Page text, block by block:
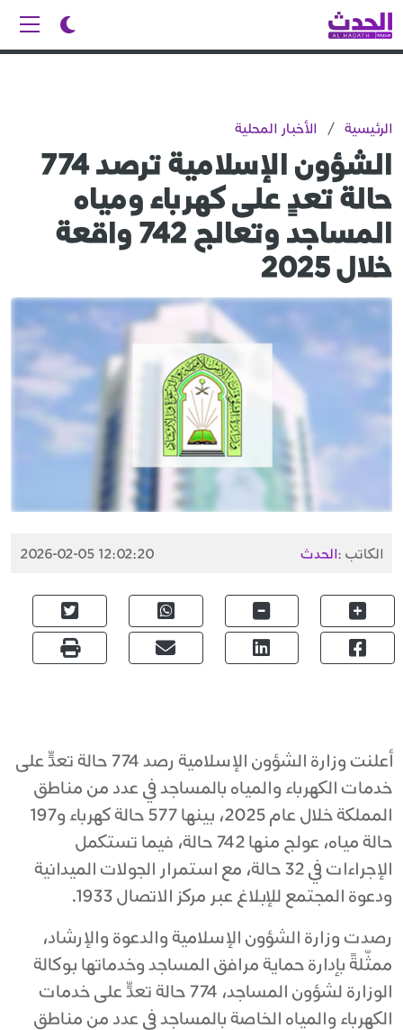
الرئيسية / الأخبار المحلية
الشؤون الإسلامية ترصد 774
حالة تعدٍ على كهرباء ومياه
المساجد وتعالج 742 واقعة
خلال 2025
الكاتب :الحدث 2026-02-05 12:02:20
أعلنت وزارة الشؤون الإسلامية رصد 774 حالة تعدٍّ على
خدمات الكهرباء والمياه بالمساجد في عدد من مناطق
المملكة خلال عام 2025، بينها 577 حالة كهرباء و197
حالة مياه، عولج منها 742 حالة، فيما تستكمل
الإجراءات في 32 حالة، مع استمرار الجولات الميدانية
ودعوة المجتمع للإبلاغ عبر مركز الاتصال 1933.
رصدت وزارة الشؤون الإسلامية والدعوة والإرشاد،
ممثّلةً بإدارة حماية مرافق المساجد وخدماتها بوكالة
الوزارة لشؤون المساجد، 774 حالة تعدٍّ على خدمات
الكهرباء والمياه الخاصة بالمساجد في عدد من مناطق